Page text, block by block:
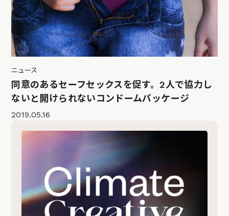
ニュース
同意のあるセーフセックスを促す。2人で協力し
ないと開けられないコンドームパッケージ
2019.05.16